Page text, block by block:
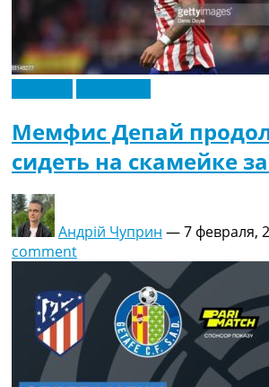
Мемфис Депай
сидеть на скамейке
Андрій Чуприн —7 февраля,
comment